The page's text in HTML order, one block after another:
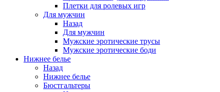
Плетки для ролевых игр
Для мужчин
Назад
Для мужчин
Мужские эротические трусы
Мужские эротические боди
Нижнее белье
Назад
Нижнее белье
Бюстгальтеры